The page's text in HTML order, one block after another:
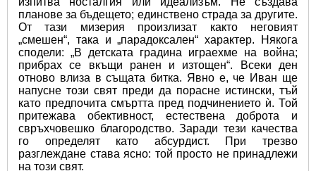
планове за бъдещето; единствено страда за другите.
От тази мизерия произлизат както неговият
„смешен“, така и „парадоксален“ характер. Някога
сподели: „В детската градина играехме на война;
прибрах се вкъщи ранен и изтощен“. Всеки ден
отново влиза в същата битка. Явно е, че Иван ще
напусне този свят преди да порасне истински, тъй
като предпочита смъртта пред подчинението ѝ. Той
притежава обективност, естествена доброта и
свръхчовешко благородство. Заради тези качества
го определят като абсурдист. При трезво
разглеждане става ясно: той просто не принадлежи
на този свят.